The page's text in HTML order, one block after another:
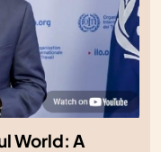
World: A